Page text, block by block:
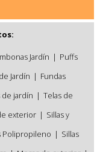
Jardín | Puffs
Jardín | Fundas
de jardín | Telas de
exterior | Sillas y
Polipropileno | Sillas